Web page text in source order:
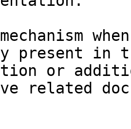
in
or